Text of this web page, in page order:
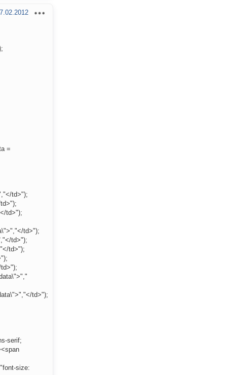
=
td>");
td>");
td>");
td>");
td>");
td>");
serif;
size: